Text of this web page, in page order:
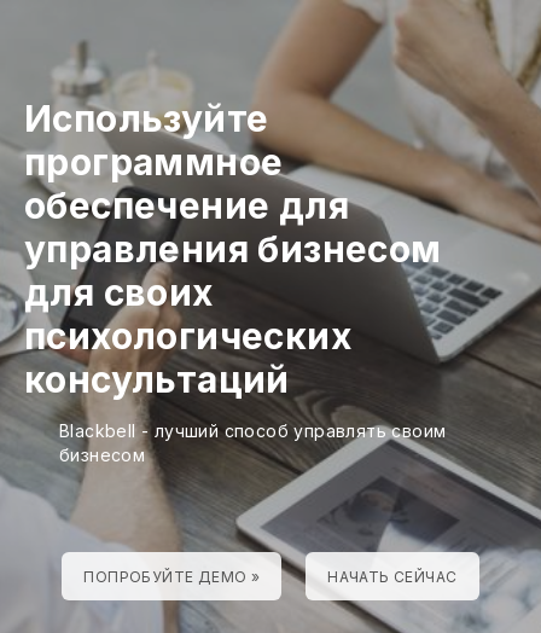
Используйте
программное
обеспечение для
управления бизнесом
для своих
психологических
консультаций
Blackbell - лучший способ управлять своим
бизнесом
ПОПРОБУЙТЕ ДЕМО » НАЧАТЬ СЕЙЧАС